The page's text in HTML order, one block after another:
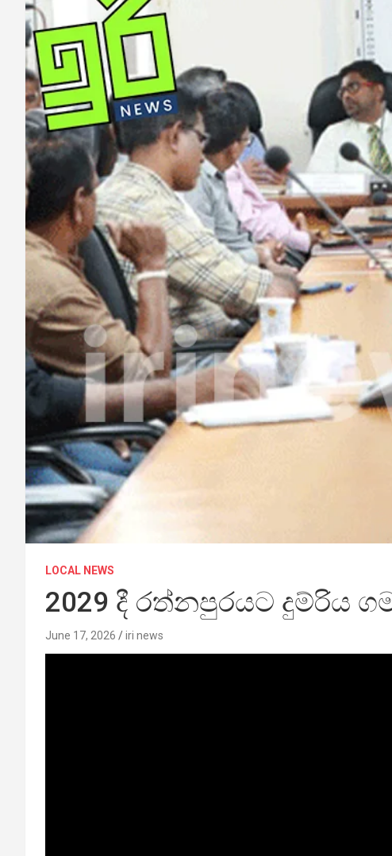
LOCAL NEWS
2029 දී රත්නපුරයට දුම්රිය
June 17, 2026 iri news